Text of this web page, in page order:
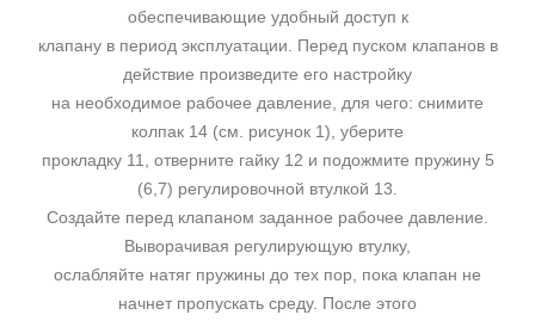
обеспечивающие удобный доступ к
клапану в период эксплуатации. Перед пуском клапанов в
действие произведите его настройку
на необходимое рабочее давление, для чего: снимите
колпак 14 (см. рисунок 1), уберите
прокладку 11, отверните гайку 12 и подожмите пружину 5
(6,7) регулировочной втулкой 13.
Создайте перед клапаном заданное рабочее давление.
Выворачивая регулирующую втулку,
ослабляйте натяг пружины до тех пор, пока клапан не
начнет пропускать среду. После этого